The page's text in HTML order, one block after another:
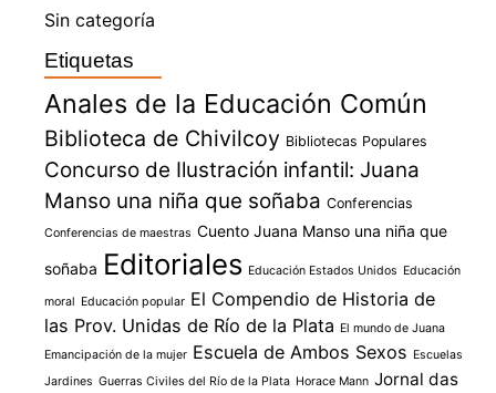
Sin categoría
Etiquetas
Anales de la Educación Común
Biblioteca de Chivilcoy Bibliotecas Populares
Concurso de Ilustración infantil: Juana
Manso una niña que soñaba Conferencias
Conferencias de maestras Cuento Juana Manso una niña que
soñaba Editoriales Educación Estados Unidos Educación
moral Educación popular El Compendio de Historia de
las Prov. Unidas de Río de la Plata El mundo de Juana
Emancipación de la mujer Escuela de Ambos Sexos Escuelas
Jardines Guerras Civiles del Río de la Plata Horace Mann Jornal das